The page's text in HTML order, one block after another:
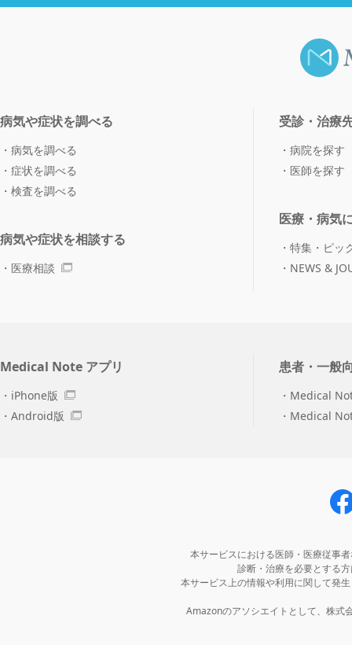
病気や症状を調べる
病気を調べる
症状を調べる
検査を調べる
病気や症状を相談する
医療相談
受診・治療
病院を探す
医師を探す
医療・病気
特集・ピッ
NEWS &
Medical Note アプリ
iPhone版
Android版
患者・一般
Medical
Medical
本サービスにおける医師・医療従事
診断・治療を必要とする
本サービス上の情報や利用に関して発
Amazonのアソシエイトとして、株式